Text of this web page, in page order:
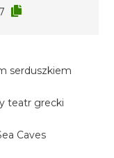
serduszkiem
teatr grecki
Caves